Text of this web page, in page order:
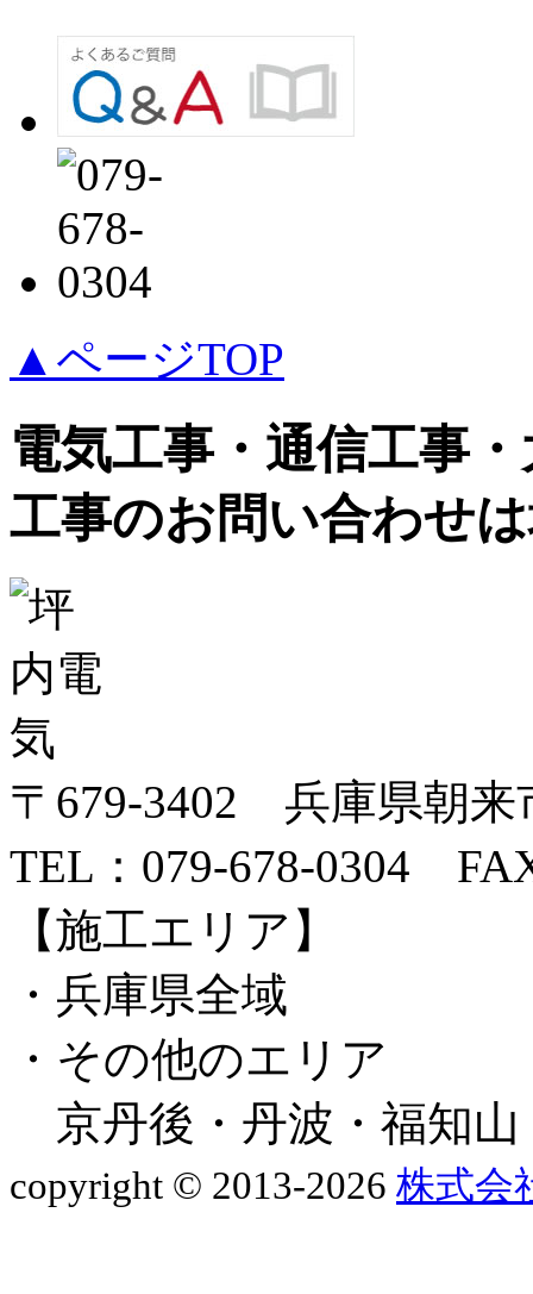
▲ページTOP
電気工事・通信工事
工事のお問い合わせ
〒679-3402 兵庫県朝来
TEL：079-678-0304
【施工エリア】
・兵庫県全域
・その他のエリア
京丹後・丹波・福知山
copyright © 2013-2026 株式会